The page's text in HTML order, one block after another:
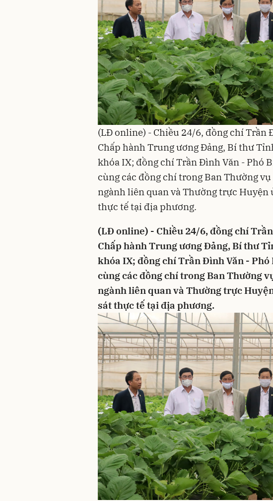
(LĐ online) - Chiều 24/6, đồng chí Trần
Chấp hành Trung ương Đảng, Bí thư
khóa IX; đồng chí Trần Đình Văn - Phó
cùng các đồng chí trong Ban Thường
ngành liên quan và Thường trực Huyện
thực tế tại địa phương.
(LĐ online) - Chiều 24/6, đồng chí
Chấp hành Trung ương Đảng, Bí thư
khóa IX; đồng chí Trần Đình Văn -
cùng các đồng chí trong Ban Thường
ngành liên quan và Thường trực
sát thực tế tại địa phương.